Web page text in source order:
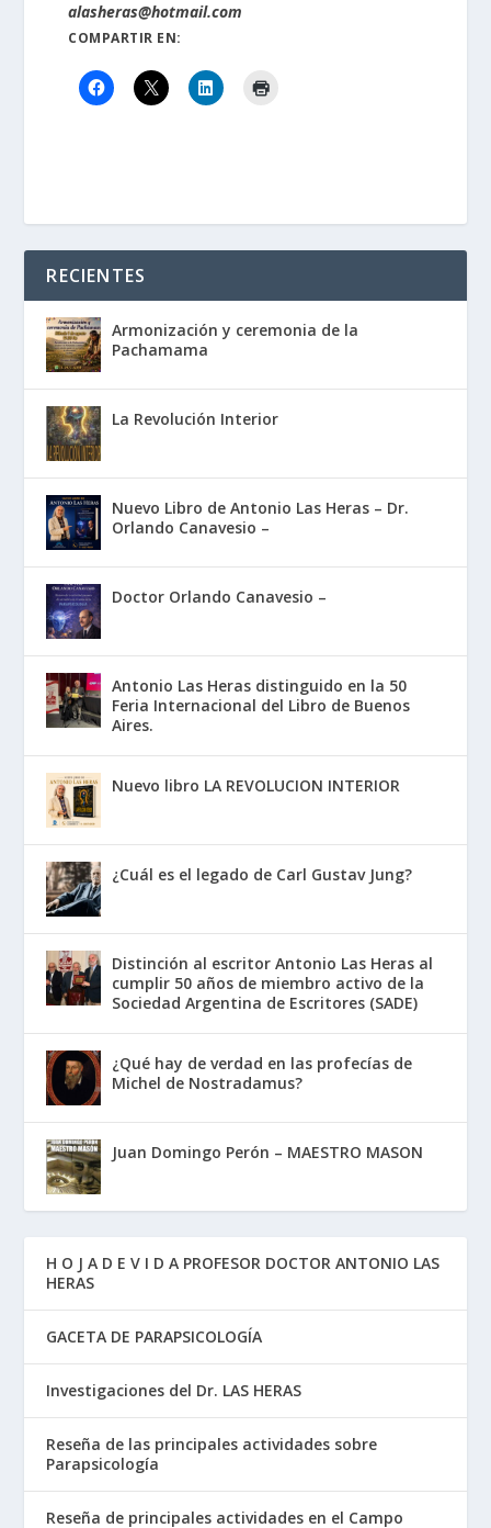
alasheras@hotmail.com
COMPARTIR EN:
RECIENTES
Armonización y ceremonia de la
Pachamama
La Revolución Interior
Nuevo Libro de Antonio Las Heras – Dr.
Orlando Canavesio –
Doctor Orlando Canavesio –
Antonio Las Heras distinguido en la 50
Feria Internacional del Libro de Buenos
Aires.
Nuevo libro LA REVOLUCION INTERIOR
¿Cuál es el legado de Carl Gustav Jung?
Distinción al escritor Antonio Las Heras al
cumplir 50 años de miembro activo de la
Sociedad Argentina de Escritores (SADE)
¿Qué hay de verdad en las profecías de
Michel de Nostradamus?
Juan Domingo Perón – MAESTRO MASON
H O J A D E V I D A PROFESOR DOCTOR ANTONIO LAS
HERAS
GACETA DE PARAPSICOLOGÍA
Investigaciones del Dr. LAS HERAS
Reseña de las principales actividades sobre
Parapsicología
Reseña de principales actividades en el Campo